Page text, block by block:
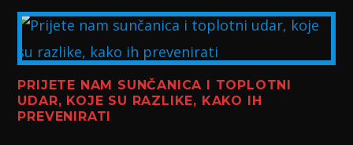
PRIJETE NAM SUNČANICA I TOPLOTNI
UDAR, KOJE SU RAZLIKE, KAKO IH
PREVENIRATI